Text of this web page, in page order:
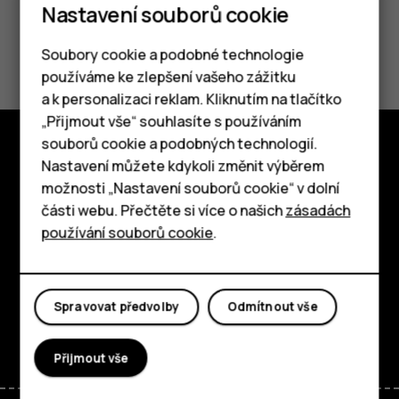
Chytré telefony
Tlačítkové telefony
Tablety
Pomohlo vám to?
Ano Ne
Prozkoumat
O nás
Planet and people
Podpora
FacebookInstagram
TiktokYoutubeLinkedinDiscord
Nastavení souborů cookie
Soubory cookie a podobné technologie
používáme ke zlepšení vašeho zážitku
a k personalizaci reklam. Kliknutím na tlačítko
„Přijmout vše“ souhlasíte s používáním
souborů cookie a podobných technologií.
Nastavení můžete kdykoli změnit výběrem
možnosti „Nastavení souborů cookie“ v dolní
části webu. Přečtěte si více o našichzásadách
používání souborů cookie.
Odmítnout vše
Spravovat předvolby
Přijmout vše